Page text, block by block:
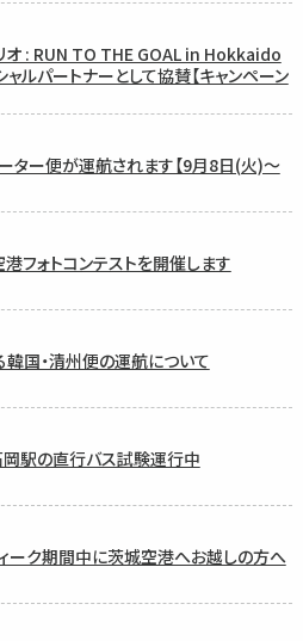
オ : RUN TO THE GOAL in Hokkaido
ャルパートナーとして協賛【キャンペーン
ター便が運航されます【9月8日(火)〜
フォトコンテストを開催します
韓国・清州便の運航について
駅の直行バス試験運行中
ーク期間中に茨城空港へお越しの方へ